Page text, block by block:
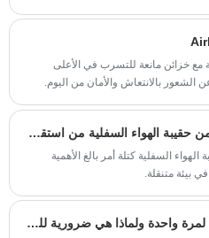
البسيطة والفعالة في إدارة الانزعاج
مع خزائن مانعة للتسرب في الأعلى
الشعور بالانتعاش والأمان من اليوم.
كيف يعزز الجزء السفلي المربع من حقيبة الهواء السفلية من استقرار الكيس ومنع النحل أو التسرب في بيئة متنقلة؟
السفلية كتلة أمر بالغ الأهمية
بيئة متنقلة.
ما هي أكياس بارف التي تستخدم لمرة واحدة ولماذا هي ضرورية للسفر والاستخدام الطبي